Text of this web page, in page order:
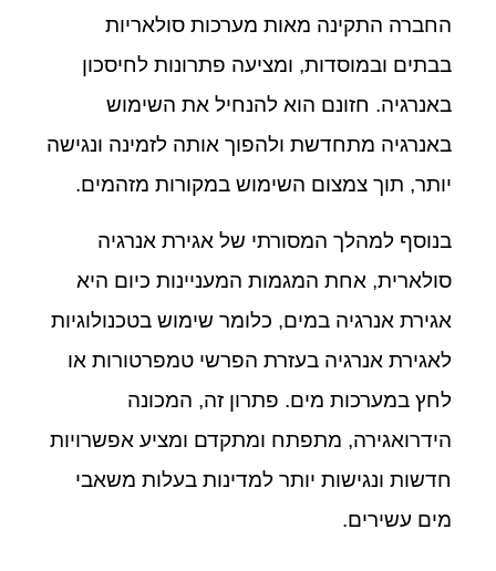
החברה התקינה מאות מערכות סולאריות
בבתים ובמוסדות, ומציעה פתרונות לחיסכון
באנרגיה. חזונם הוא להנחיל את השימוש
באנרגיה מתחדשת ולהפוך אותה לזמינה ונגישה
יותר, תוך צמצום השימוש במקורות מזהמים.
בנוסף למהלך המסורתי של אגירת אנרגיה
סולארית, אחת המגמות המעניינות כיום היא
אגירת אנרגיה במים, כלומר שימוש בטכנולוגיות
לאגירת אנרגיה בעזרת הפרשי טמפרטורות או
לחץ במערכות מים. פתרון זה, המכונה
הידרואגירה, מתפתח ומתקדם ומציע אפשרויות
חדשות ונגישות יותר למדינות בעלות משאבי
מים עשירים.